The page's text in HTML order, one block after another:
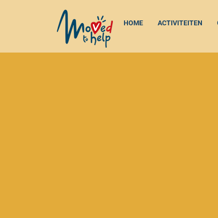
HOME ACTIVITEITEN